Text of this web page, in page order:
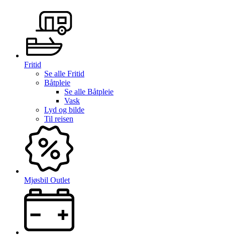
Fritid
Se alle Fritid
Båtpleie
Se alle Båtpleie
Vask
Lyd og bilde
Til reisen
Mjøsbil Outlet